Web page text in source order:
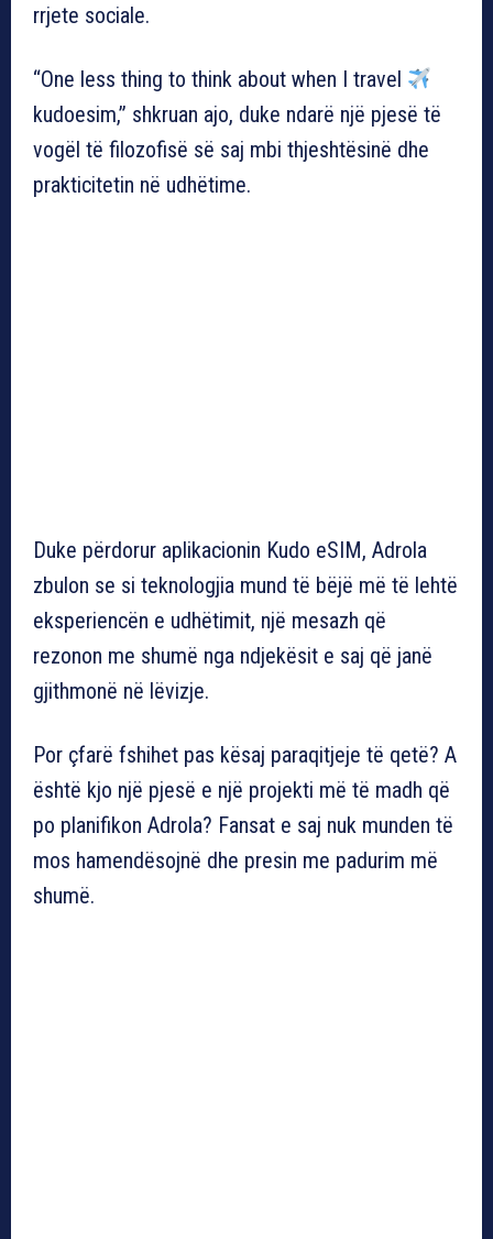
rrjete sociale.
“One less thing to think about when I travel
kudoesim,” shkruan ajo, duke ndarë një pjesë të
vogël të filozofisë së saj mbi thjeshtësinë dhe
prakticitetin në udhëtime.
Duke përdorur aplikacionin Kudo eSIM, Adrola
zbulon se si teknologjia mund të bëjë më të lehtë
eksperiencën e udhëtimit, një mesazh që
rezonon me shumë nga ndjekësit e saj që janë
gjithmonë në lëvizje.
Por çfarë fshihet pas kësaj paraqitjeje të qetë? A
është kjo një pjesë e një projekti më të madh që
po planifikon Adrola? Fansat e saj nuk munden të
mos hamendësojnë dhe presin me padurim më
shumë.